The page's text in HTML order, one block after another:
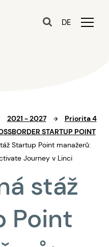
DE
2021 - 2027
Priorita 4
STARTUP POINT
Startup Point manažerů:
Journey v Linci
stáž
Point